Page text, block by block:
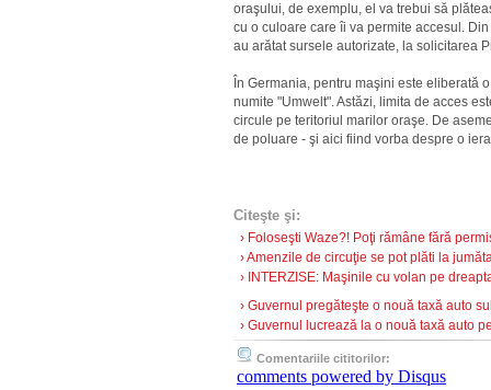
oraşului, de exemplu, el va trebui să
cu o culoare care îi va permite accesul.
au arătat sursele autorizate, la solicitarea
În Germania, pentru maşini este eliberată
numite "Umwelt". Astăzi, limita de acces
circule pe teritoriul marilor oraşe. De
de poluare - şi aici fiind vorba despre o
Citeşte şi:
› Foloseşti Waze?! Poţi rămâne fără
› Amenzile de circuţie se pot plăti la
› INTERZISE: Maşinile cu volan pe
› Guvernul pregăteşte o nouă taxă auto
› Guvernul lucrează la o nouă taxă auto
Comentariile cititorilor:
comments powered by Disqus